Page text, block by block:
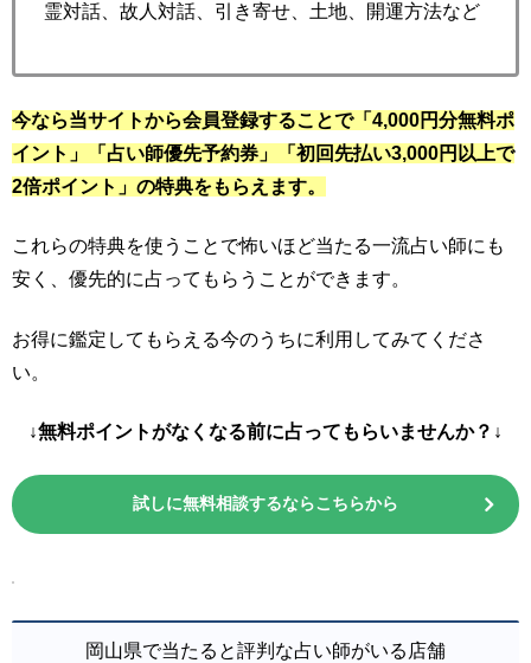
霊対話、故人対話、引き寄せ、土地、開運方法など
今なら当サイトから会員登録することで「4,000円分無料ポ
イント」「占い師優先予約券」「初回先払い3,000円以上で
2倍ポイント」の特典をもらえます。
これらの特典を使うことで怖いほど当たる一流占い師にも
安く、優先的に占ってもらうことができます。
お得に鑑定してもらえる今のうちに利用してみてくださ
い。
↓無料ポイントがなくなる前に占ってもらいませんか？↓
試しに無料相談するならこちらから
岡山県で当たると評判な占い師がいる店舗